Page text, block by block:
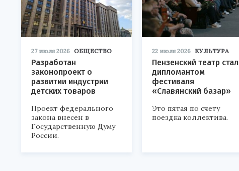
27 июля 2026 ОБЩЕСТВО
Разработан
законопроект о
развитии индустрии
детских товаров
Проект федерального
закона внесен в
Государственную Думу
России.
22 июля 2026 КУЛЬТУРА
Пензенский театр стал
дипломантом
фестиваля
«Славянский базар»
Это пятая по счету
поездка коллектива.